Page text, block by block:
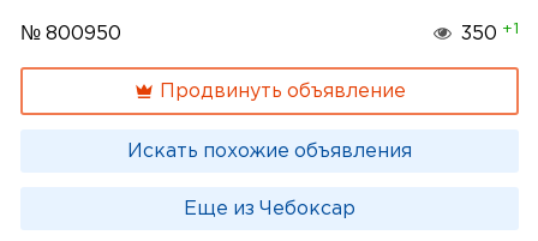
№ 800950 350 +1
Продвинуть объявление
Искать похожие объявления
Еще из Чебоксар